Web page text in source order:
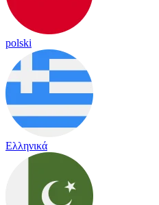
polski
Ελληνικά